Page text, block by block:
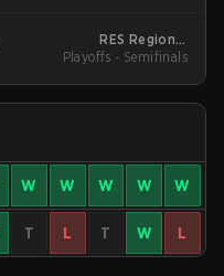
RES Regional
Champions
Playoffs - Semifinals
W W W W W
T L T W L